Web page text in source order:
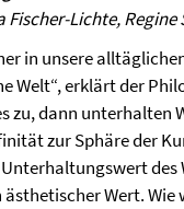
Fischer-Lichte,
in unsere
Welt“, erklärt der
zu, dann unterhalten
zur Sphäre der
des
Wert. Wie